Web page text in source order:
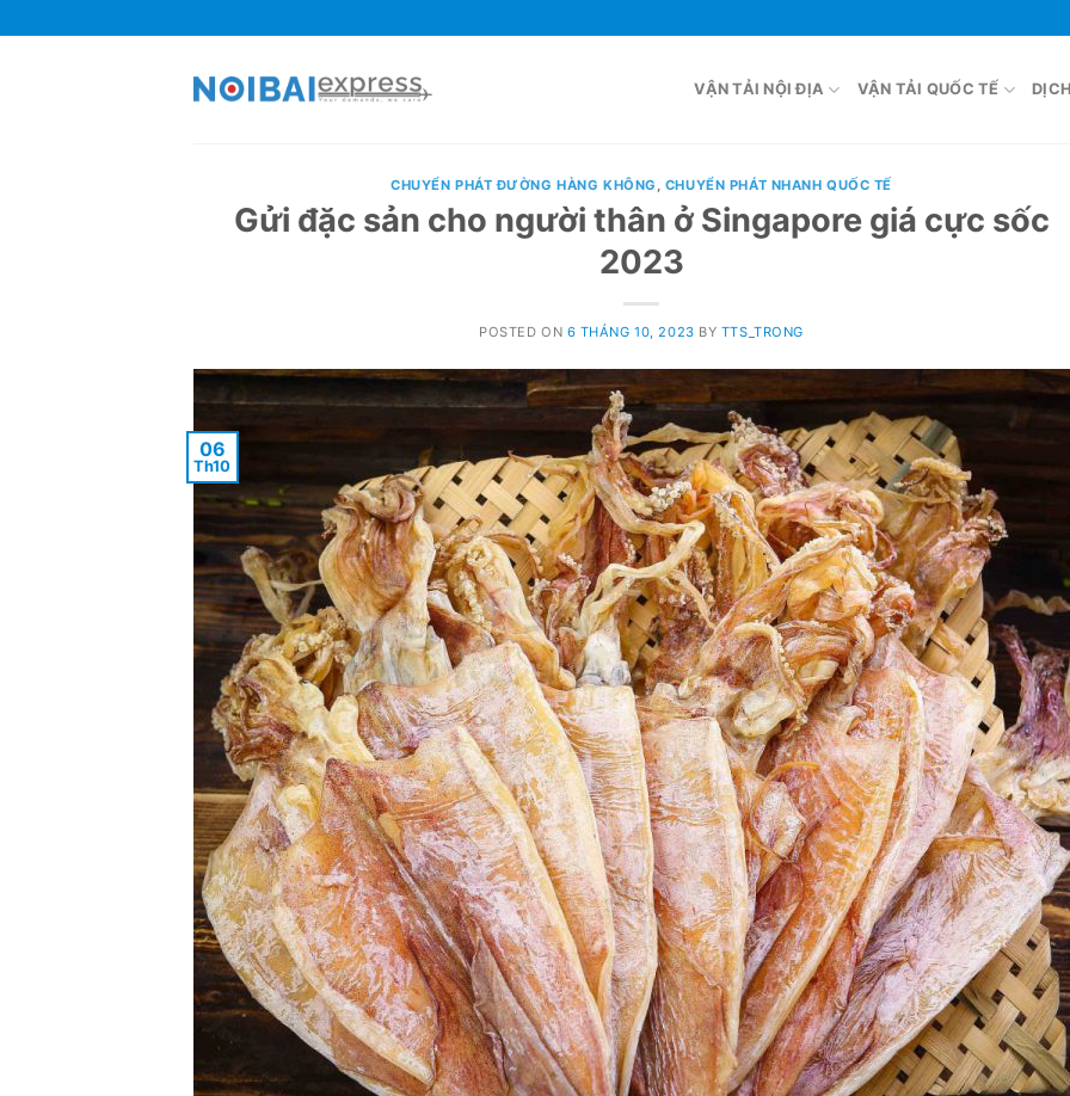
to
VẬN TẢI NỘI ĐỊA VẬN TẢI QUỐC TẾ
CHUYỂN PHÁT ĐƯỜNG HÀNG KHÔNG , CHUYỂN PHÁT NHANH QUỐC TẾ
Gửi đặc sản cho người thân ở Singapore giá cực sốc
2023
POSTED ON 6 THÁNG 10, 2023 BY TTS_TRONG
06
Th10